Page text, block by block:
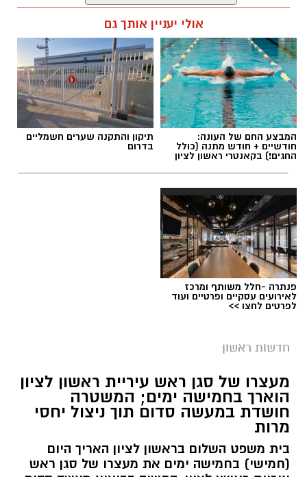
תגים:משרד הבריאות, חומרים מסוכנים, מרכז
ההחלקות
צילומים: משרד הבריאות
משרד הבריאות פרסם אזהרה לציבור מפני שימוש
במוצרי שיער נוספים שנתפסו במסגרת מבצע
פיקוח שנערך בתשעה סניפי רשת "מרכז
ההחלקות".
אולי יעניין אותך גם
המבצע החם של העונה:
חודשיים + חודש מתנה (כולל
החגים!) בקאנטרי ראשון לציון
תיקון והתקנה שערים חשמליים
בדרום
פנתרה -חלל משותף ומרכז
לאירועים עסקיים ופרטיים ועוד
לפרטים לחצו >>
חדשות ראשון
מעצרו של סגן ראש עיריית ראשון לציון
הוארך בחמישה ימים; המשטרה
חושדת במעשה סדום תוך ניצול יחסי
מרות
בית משפט השלום בראשון לציון האריך היום
(חמישי) בחמישה ימים את מעצרו של סגן ראש